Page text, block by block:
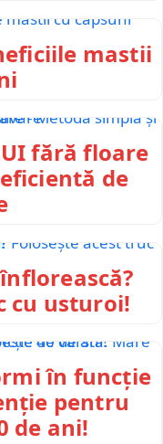
mastii
fără floare
de
cu usturoi!
în funcție
pentru
de ani!